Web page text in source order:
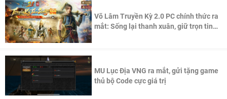
Võ Lâm Truyền Kỳ 2.0 PC chính thức ra
mắt: Sống lại thanh xuân, giữ trọn tinh
MU Lục Địa VNG ra mắt, gửi tặng game
thủ bộ Code cực giá trị